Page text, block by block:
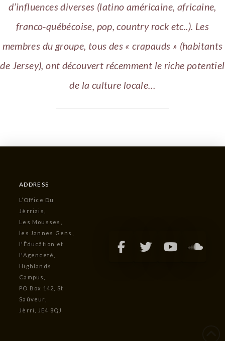
d’influences diverses (latino américaine, africaine,
franco-québécoise, pop, country rock etc..). Les
membres du groupe, tous des « crapauds » (habitants
de Jersey), ont découvert récemment le riche potentiel
de la culture locale…
ADDRESS
L’Office Du
Jèrriais,
Les Mousses,
les Jannes Gens,
l'Êducâtion et
l'Agenceté,
Highlands
Campus,
PO Box 142, St
Saûveur,
Jèrri, JE4 8QJ